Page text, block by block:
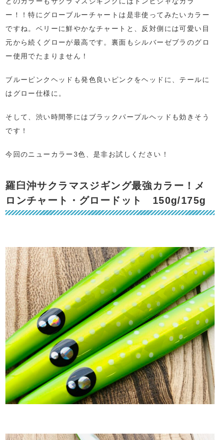
ー！！特にグローブルーチャートは是非使ってみたいカラー
ですね。ベリーに鮮やかなチャートと、反対側には可愛い目
元から続くグローが最高です。裏面もシルバーゼブラのグロ
ー使用でたまりません！
ブルーピンクヘッドも発色良いピンクをヘッドに、テールに
はグロー仕様に。
そして、渋い時間帯にはブラックパープルヘッドも効きそう
です！
今回のニューカラー3色、是非お試しください！
羅臼沖サクラマスジギング最強カラー！メ
ロンチャート・グロードット 150g/175g